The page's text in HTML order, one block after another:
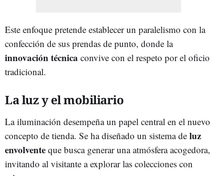
Este enfoque pretende establecer un paralelismo con la
confección de sus prendas de punto, donde la
innovación técnica convive con el respeto por el oficio
tradicional.
La luz y el mobiliario
La iluminación desempeña un papel central en el nuevo
concepto de tienda. Se ha diseñado un sistema de luz
envolvente que busca generar una atmósfera acogedora,
invitando al visitante a explorar las colecciones con